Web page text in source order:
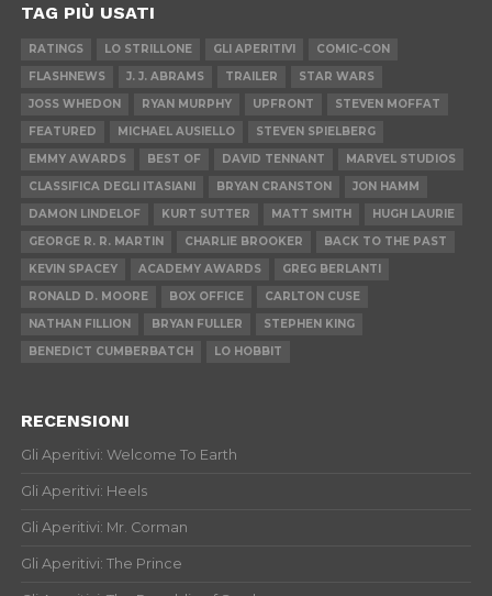
TAG PIÙ USATI
RATINGS LO STRILLONE GLI APERITIVI
COMIC-CON
FLASHNEWS
J. J. ABRAMS TRAILER
STAR WARS
JOSS WHEDON
RYAN MURPHY UPFRONT
STEVEN MOFFAT
FEATURED
MICHAEL AUSIELLO
STEVEN SPIELBERG
EMMY AWARDS
BEST OF DAVID TENNANT
MARVEL STUDIOS
CLASSIFICA DEGLI ITASIANI
BRYAN CRANSTON
JON HAMM
DAMON LINDELOF
KURT SUTTER MATT SMITH
HUGH LAURIE
GEORGE R. R. MARTIN
CHARLIE BROOKER
BACK TO THE PAST
KEVIN SPACEY
ACADEMY AWARDS
GREG BERLANTI
RONALD D. MOORE
BOX OFFICE
CARLTON CUSE
NATHAN FILLION
BRYAN FULLER
STEPHEN KING
BENEDICT CUMBERBATCH
LO HOBBIT
RECENSIONI
Gli Aperitivi: Welcome To Earth
Gli Aperitivi: Heels
Gli Aperitivi: Mr. Corman
Gli Aperitivi: The Prince